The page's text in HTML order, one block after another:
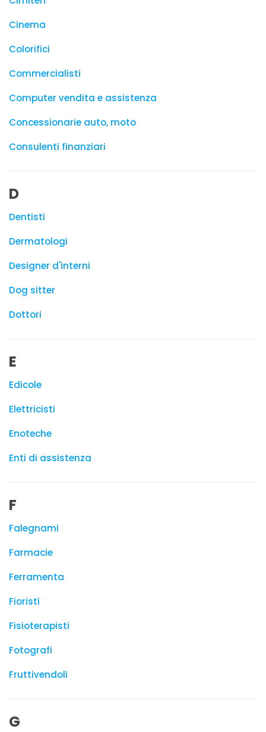
Cinema
Colorifici
Commercialisti
Computer vendita e assistenza
Concessionarie auto, moto
Consulenti finanziari
D
Dentisti
Dermatologi
Designer d'interni
Dog sitter
Dottori
E
Edicole
Elettricisti
Enoteche
Enti di assistenza
F
Falegnami
Farmacie
Ferramenta
Fioristi
Fisioterapisti
Fotografi
Fruttivendoli
G